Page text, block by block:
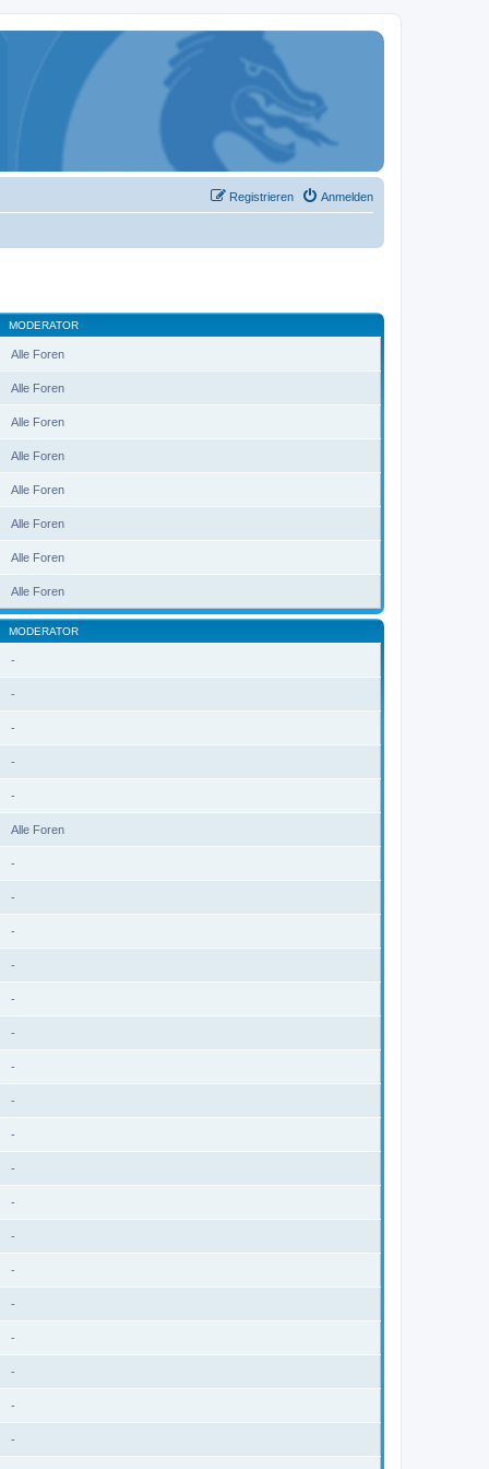
Anmelden
Registrieren
MODERATOR
Alle Foren
Alle Foren
Alle Foren
Alle Foren
Alle Foren
Alle Foren
Alle Foren
Alle Foren
MODERATOR
-
-
-
-
-
Alle Foren
-
-
-
-
-
-
-
-
-
-
-
-
-
-
-
-
-
-